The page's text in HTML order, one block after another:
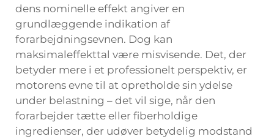
dens nominelle effekt angiver en
grundlæggende indikation af
forarbejdningsevnen. Dog kan
maksimaleffekttal være misvisende. Det, der
betyder mere i et professionelt perspektiv, er
motorens evne til at opretholde sin ydelse
under belastning – det vil sige, når den
forarbejder tætte eller fiberholdige
ingredienser, der udøver betydelig modstand